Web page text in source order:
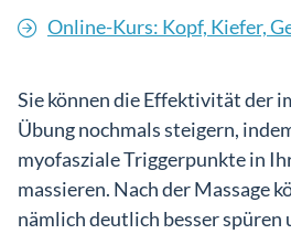
Online-Kurs: Kopf, Kiefer,
Sie können die Effektivität der
Übung nochmals steigern,
myofasziale Triggerpunkte in
massieren. Nach der Massage
nämlich deutlich besser spüren